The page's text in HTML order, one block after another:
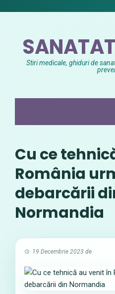
Stiri medicale, ghiduri de
Cu ce
România
debarcării
Normandia
19 Decembrie 2023 de